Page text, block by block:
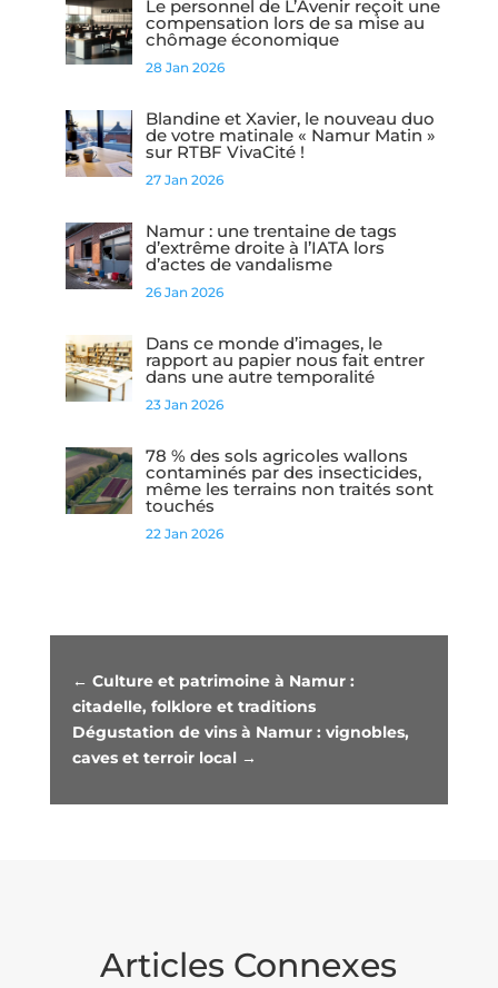
Le personnel de L’Avenir reçoit une
compensation lors de sa mise au
chômage économique
28 Jan 2026
Blandine et Xavier, le nouveau duo
de votre matinale « Namur Matin »
sur RTBF VivaCité !
27 Jan 2026
Namur : une trentaine de tags
d’extrême droite à l’IATA lors
d’actes de vandalisme
26 Jan 2026
Dans ce monde d’images, le
rapport au papier nous fait entrer
dans une autre temporalité
23 Jan 2026
78 % des sols agricoles wallons
contaminés par des insecticides,
même les terrains non traités sont
touchés
22 Jan 2026
← Culture et patrimoine à Namur :
citadelle, folklore et traditions
Dégustation de vins à Namur : vignobles,
caves et terroir local→
Articles Connexes